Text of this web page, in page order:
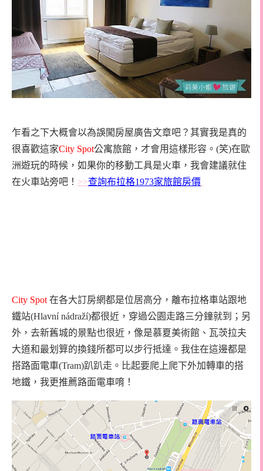
乍看之下大概會以為誤闖房屋廣告文章吧？其實我是真的
很喜歡這家City Spot公寓旅館，才會用這樣形容。(笑)在歐
洲遊玩的時候，如果你的移動工具是火車，我會建議就住
在火車站旁吧！ >>查詢布拉格1973家旅館房價
City Spot 在各大訂房網都是位居高分，離布拉格車站跟地
鐵站(Hlavní nádraží)都很近，穿過公園走路三分鐘就到；另
外，去新舊城的景點也很近，像是慕夏美術館、瓦茨拉夫
大道和最划算的換錢所都可以步行抵達。我住在這邊都是
搭路面電車(Tram)趴趴走。比起要爬上爬下外加轉車的搭
地鐵，我更推薦路面電車唷！